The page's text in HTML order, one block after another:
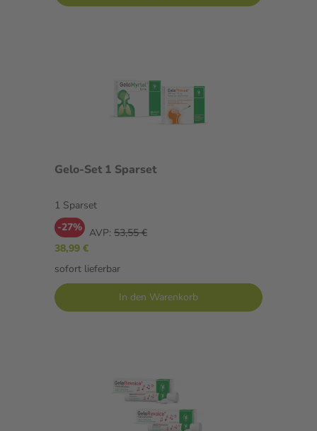
Gelo-Set 1 Sparset
1 Sparset
-27% AVP: 53,55 €
38,99 €
sofort lieferbar
In den Warenkorb